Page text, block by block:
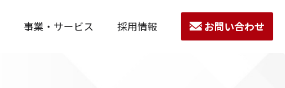
事業・サービス 採用情報 お問い合わせ